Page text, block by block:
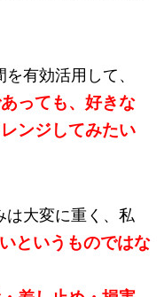
有効活用して、
っても、好きな
ンジしてみたい
は大変に重く、私
というものではな